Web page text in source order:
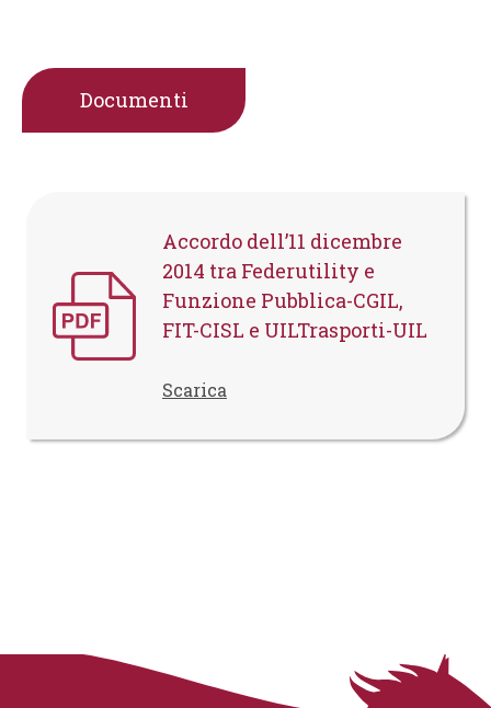
Documenti
Accordo dell’11 dicembre
2014 tra Federutility e
Funzione Pubblica-CGIL,
FIT-CISL e UILTrasporti-UIL
Scarica